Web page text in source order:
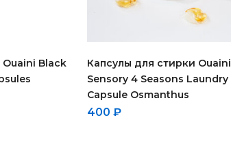
Black
Капсулы для стирки Ouaini
Sensory 4 Seasons Laundry
Capsule Osmanthus
400 ₽